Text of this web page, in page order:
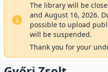
The library will be
and August 16, 2026.
possible to upload
will be suspended.
Thank you for your